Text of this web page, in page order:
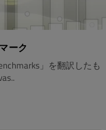
ーク
」を翻訳したも